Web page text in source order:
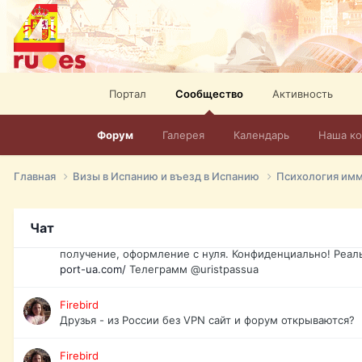
Портал Сообщество
Форум Галерея Календарь Наша
Активность
Главная Визы в Испанию и въезд в Испанию Психология
Чат
спорт, HD. + Огромная видеотека + 10.000 фильмов и
сайта. Наш сайт: http://mir-tv.club/television-in-spain.html
David16
Книги
David16
Подскажите пожалуйста, как удалить свой аккаунт из
Юрист юа
получение, оформление с нуля. Конфиденциально!
port-ua.com/ Телеграмм @uristpassua
Firebird
Друзья - из России без VPN сайт и форум открываются?
Firebird